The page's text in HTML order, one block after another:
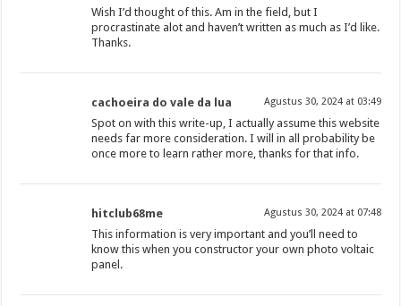
Wish I’d thought of this. Am in the field, but I
procrastinate alot and haven’t written as much as I’d like.
Thanks.
cachoeira do vale da lua Agustus 30, 2024 at 03:49
Spot on with this write-up, I actually assume this website
needs far more consideration. I will in all probability be
once more to learn rather more, thanks for that info.
hitclub68me Agustus 30, 2024 at 07:48
This information is very important and you’ll need to
know this when you constructor your own photo voltaic
panel.